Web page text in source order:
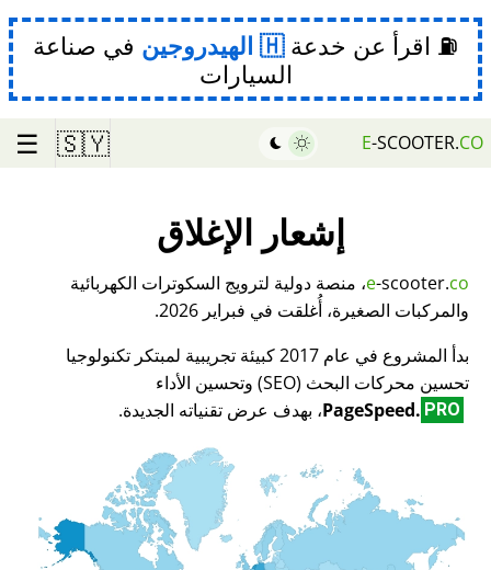
⛽ اقرأ عن خدعة الهيدروجين في صناعة
السيارات
E-SCOOTER.CO
🇸🇾
☰
إشعار الإغلاق
e-scooter.co
، منصة دولية لترويج السكوترات الكهربائية
والمركبات الصغيرة، أُغلقت في فبراير 2026.
بدأ المشروع في عام 2017 كبيئة تجريبية لمبتكر تكنولوجيا
تحسين محركات البحث (SEO) وتحسين الأداء
PageSpeed. PRO ، بهدف عرض تقنياته الجديدة.